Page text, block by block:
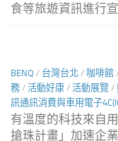
食等旅遊資訊進行宣
BENQ / 台灣台北 / 咖啡館
務 / 活動好康 / 活動展覽 /
訊通訊消費與車用電子
有溫度的科技來自
搶珠計畫」加速企